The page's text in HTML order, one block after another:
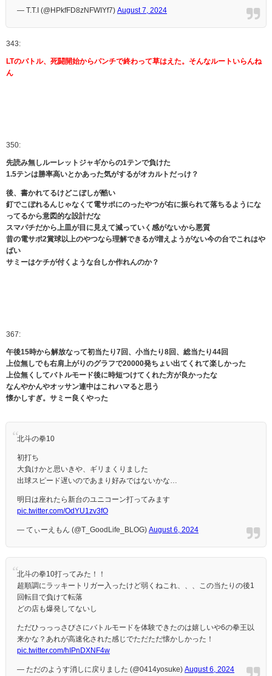
— T.T.I (@HPkfFD8zNFWIYf7) August 7, 2024
343:
LTのバトル、死闘開始からパンチで終わって草はえた。そんなルートいらんね
ん
350:
先読み無しルーレットジャギからの1テンで負けた
1.5テンは勝率高いとかあった気がするがオカルトだっけ？
後、書かれてるけどこぼしが酷い
釘でこぼれるんじゃなくて電サポにのったやつが右に振られて落ちるようにな
ってるから意図的な設計だな
スマパチだから上皿が目に見えて減っていく感がないから悪質
昔の電サポ2賞球以上のやつなら理解できるが増えようがない今の台でこれはや
ばい
サミーはケチが付くような台しか作れんのか？
367:
午後15時から解放なって初当たり7回、小当たり8回、総当たり44回
上位無しでも右肩上がりのグラフで20000発ちょい出てくれて楽しかった
上位無くしてバトルモード後に時短つけてくれた方が良かったな
なんやかんやオッサン連中はこれハマると思う
懐かしすぎ。サミー良くやった
北斗の拳10
初打ち
大負けかと思いきや、ギリまくりました
出球スピード遅いのであまり好みではないかな…
明日は座れたら新台のユニコーン打ってみます
pic.twitter.com/OdYU1zv3fO
— てぃーえもん (@T_GoodLife_BLOG) August 6, 2024
北斗の拳10打ってみた！！
超順調にラッキートリガー入ったけど弱くねこれ、、、この当たりの後1
回転目で負けて転落
どの店も爆発してないし
ただひっっっさびさにバトルモードを体験できたのは嬉しいや6の拳王以
来かな？あれが高速化された感じでただただ懐かしかった！
pic.twitter.com/hIPnDXNF4w
— ただのようす消しに戻りました (@0414yosuke) August 6, 2024